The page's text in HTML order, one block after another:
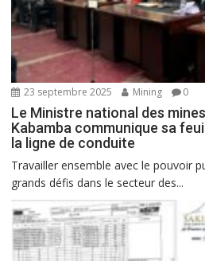
23 septembre 2025 Mining 0
Le Ministre national des
Kabamba communique sa
la ligne de conduite
Travailler ensemble avec le pouvoir
grands défis dans le secteur des...